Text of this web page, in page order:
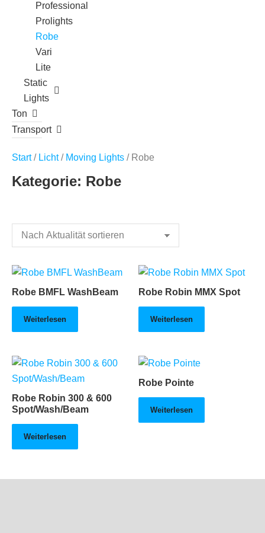
Professional
Prolights
Robe
Vari
Lite
Static
Lights
Ton
Transport
Start/ Licht/ Moving Lights / Robe
Kategorie: Robe
Robe BMFL WashBeam
Weiterlesen
Robe Robin MMX Spot
Weiterlesen
Robe Robin 300 & 600
Spot/Wash/Beam
Weiterlesen
Robe Pointe
Weiterlesen